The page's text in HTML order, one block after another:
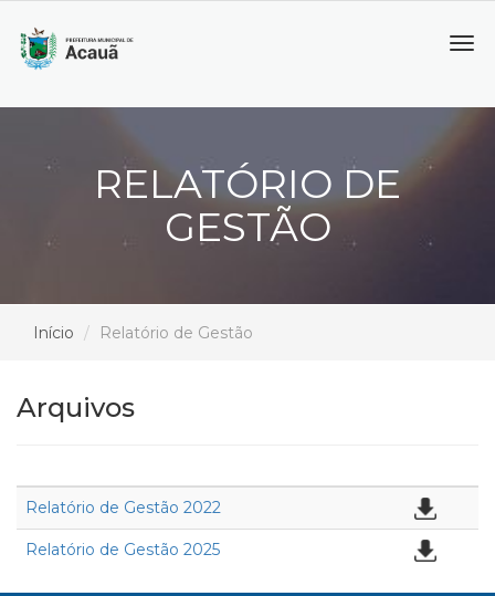
RELATÓRIO DE
GESTÃO
Início Relatório de Gestão
Arquivos
Relatório de Gestão 2022
Relatório de Gestão 2025